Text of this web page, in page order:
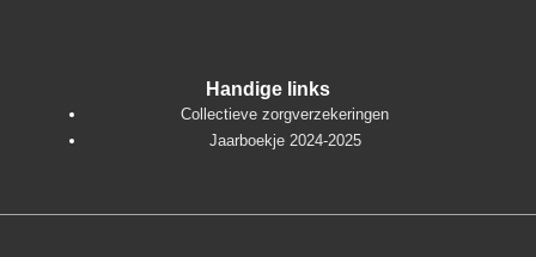
Handige links
Collectieve zorgverzekeringen
Jaarboekje 2024-2025